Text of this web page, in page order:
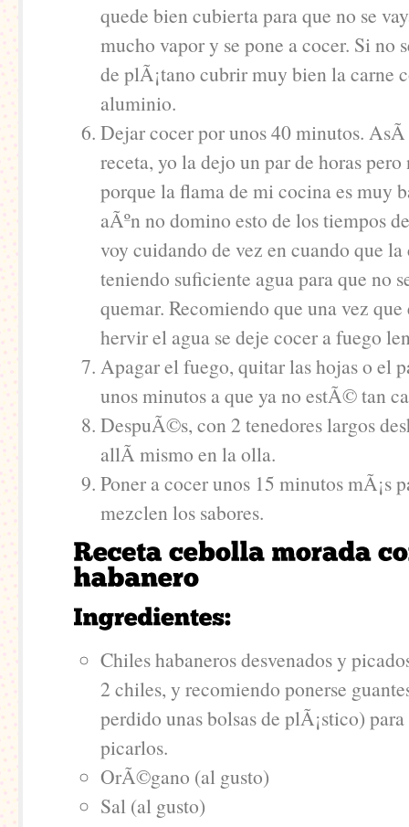
quede bien cubierta para que no se
mucho vapor y se pone a cocer. Si no
de plÃ¡tano cubrir muy bien la carne
aluminio.
Dejar cocer por unos 40 minutos.
receta, yo la dejo un par de horas
porque la flama de mi cocina es muy
aÃºn no domino esto de los tiempos
voy cuidando de vez en cuando que la
teniendo suficiente agua para que no
quemar. Recomiendo que una vez
hervir el agua se deje cocer a fuego
Apagar el fuego, quitar las hojas o el
unos minutos a que ya no estÃ© tan
DespuÃ©s, con 2 tenedores largos
allÃ­ mismo en la olla.
Poner a cocer unos 15 minutos mÃ¡s
mezclen los sabores.
Chiles habaneros desvenados y
2 chiles, y recomiendo ponerse
perdido unas bolsas de plÃ¡stico)
picarlos.
OrÃ©gano (al gusto)
Sal (al gusto)